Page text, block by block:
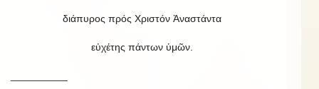
διάπυρος πρός Χριστόν Ἀναστάντα
εὐχέτης πάντων ὑμῶν.